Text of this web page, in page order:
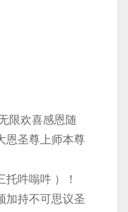
限欢喜感恩随
恩圣尊上师本尊
吽嗡吽 ）！
加持不可思议圣